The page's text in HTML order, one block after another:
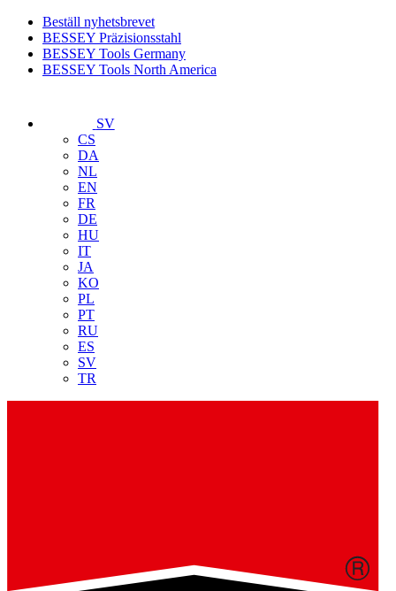
Beställ nyhetsbrevet
BESSEY Präzisionsstahl
BESSEY Tools Germany
BESSEY Tools North America
SV
CS
DA
NL
EN
FR
DE
HU
IT
JA
KO
PL
PT
RU
ES
SV
TR